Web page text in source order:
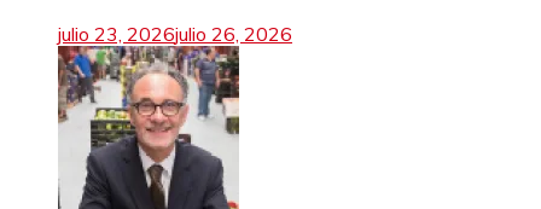
julio 23, 2026julio 26, 2026